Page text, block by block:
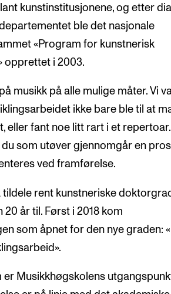
kunstinstitusjonene, og etter
ble det nasjonale
«Program for kunstnerisk
opprettet i 2003.
musikk på alle mulige måter. Vi
ikke bare ble til at
eller fant noe litt rart i et
som utøver gjennomgår en
ved framførelse.
tildele rent kunstneriske
20 år til. Først i 2018 kom
som åpnet for den nye graden:
er Musikkhøgskolens